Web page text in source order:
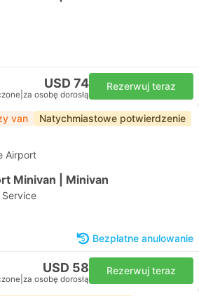
USD 74
za osobę dorosłą
Rezerwuj teraz
van Natychmiastowe potwierdzenie
Airport
Minivan | Minivan
Bezpłatne anulowanie
USD 58
za osobę dorosłą
Rezerwuj teraz